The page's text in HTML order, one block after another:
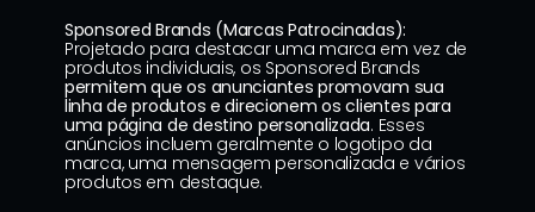
Sponsored Brands (Marcas Patrocinadas):
Projetado para destacar uma marca em vez de
permitem que os anunciantes promovam sua
linha de produtos e direcionem os clientes para
uma página de destino personalizada. Esses
anúncios incluem geralmente o logotipo da
marca, uma mensagem personalizada e vários
produtos em destaque.